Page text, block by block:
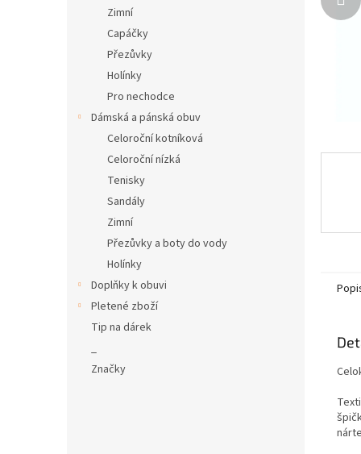
Zimní
Capáčky
Přezůvky
Holínky
Pro nechodce
Dámská a pánská obuv
Celoroční kotníková
Celoroční nízká
Tenisky
Sandály
Zimní
Přezůvky a boty do vody
Holínky
Doplňky k obuvi
Pletené zboží
Tip na dárek
_
Značky